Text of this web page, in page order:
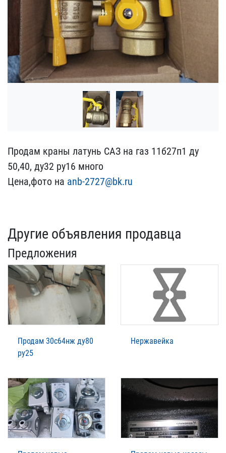
Продам краны латунь САЗ ​на газ 11б27п1 ду
50,40,​ ду32 ру16 много
Цена,фо​то на anb-2727@bk.ru
Другие объявления продавца
Предложения
Продам 30с64нж ду80
ру25
Нержавейка